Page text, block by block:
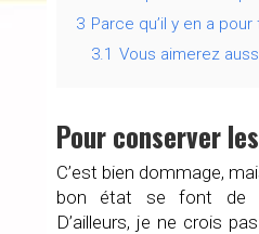
3 Parce qu’il y en a
3.1 Vous aimerez
Pour conserver
C’est bien dommage,
bon état se font de
D’ailleurs, je ne crois